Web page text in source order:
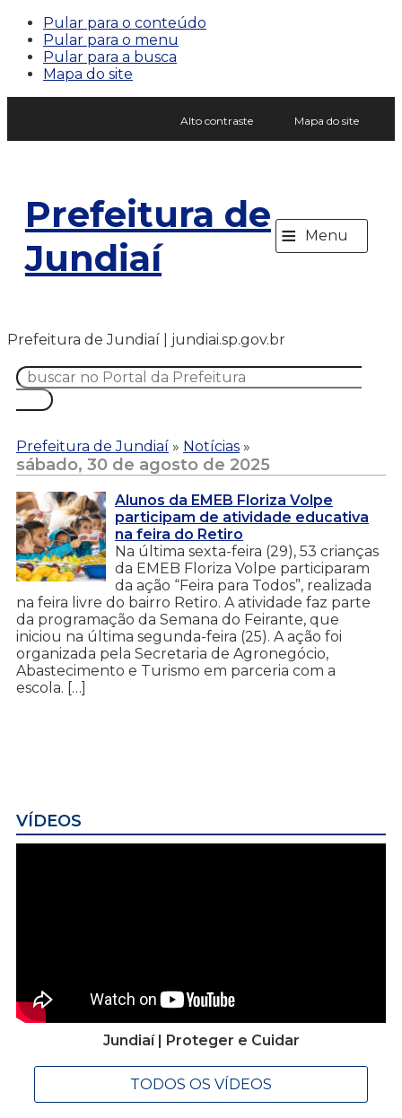
Pular para o conteúdo
Pular para o menu
Pular para a busca
Mapa do site
Alto contraste Mapa do site
Prefeitura de
Jundiaí
≡ Menu
Prefeitura de Jundiaí | jundiai.sp.gov.br
Prefeitura de Jundiaí » Notícias »
sábado, 30 de agosto de 2025
Alunos da EMEB Floriza Volpe
participam de atividade educativa
na feira do Retiro
Na última sexta-feira (29), 53 crianças
da EMEB Floriza Volpe participaram
da ação “Feira para Todos”, realizada
na feira livre do bairro Retiro. A atividade faz parte
da programação da Semana do Feirante, que
iniciou na última segunda-feira (25). A ação foi
organizada pela Secretaria de Agronegócio,
Abastecimento e Turismo em parceria com a
escola. […]
VÍDEOS
Jundiaí | Proteger e Cuidar
TODOS OS VÍDEOS